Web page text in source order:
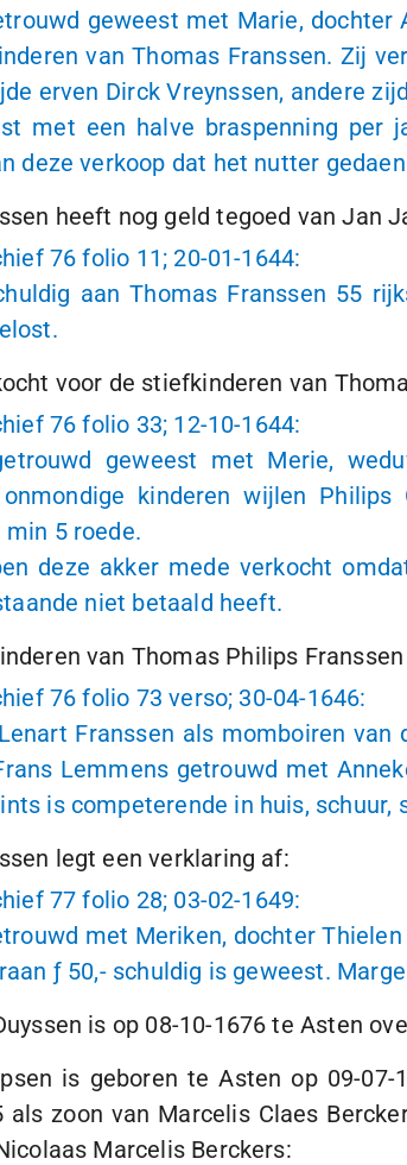
geweest met Marie,
van Thomas Franssen. Zij
erven Dirck Vreynssen, andere
met een halve braspenning per
deze verkoop dat het nutter
heeft nog geld tegoed van Jan
76 folio 11; 20-01-1644:
aan Thomas Franssen 55
voor de stiefkinderen van
76 folio 33; 12-10-1644:
geweest met Merie,
kinderen wijlen
min 5 roede.
deze akker mede verkocht
niet betaald heeft.
van Thomas Philips
76 folio 73 verso; 30-04-1646:
Franssen als momboiren
Lemmens getrouwd met
is competerende in huis,
legt een verklaring af:
77 folio 28; 03-02-1649:
met Meriken, dochter
ƒ 50,-schuldig is geweest.
is op 08-10-1676 te Asten
is geboren te Asten op 09-07-
als zoon van Marcelis Claes
Marcelis Berckers: